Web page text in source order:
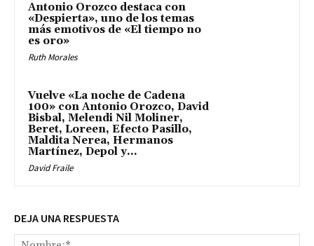
Antonio Orozco destaca con
«Despierta», uno de los temas
más emotivos de «El tiempo no
es oro»
Ruth Morales
Vuelve «La noche de Cadena
100» con Antonio Orozco, David
Bisbal, Melendi Nil Moliner,
Beret, Loreen, Efecto Pasillo,
Maldita Nerea, Hermanos
Martínez, Depol y...
David Fraile
DEJA UNA RESPUESTA